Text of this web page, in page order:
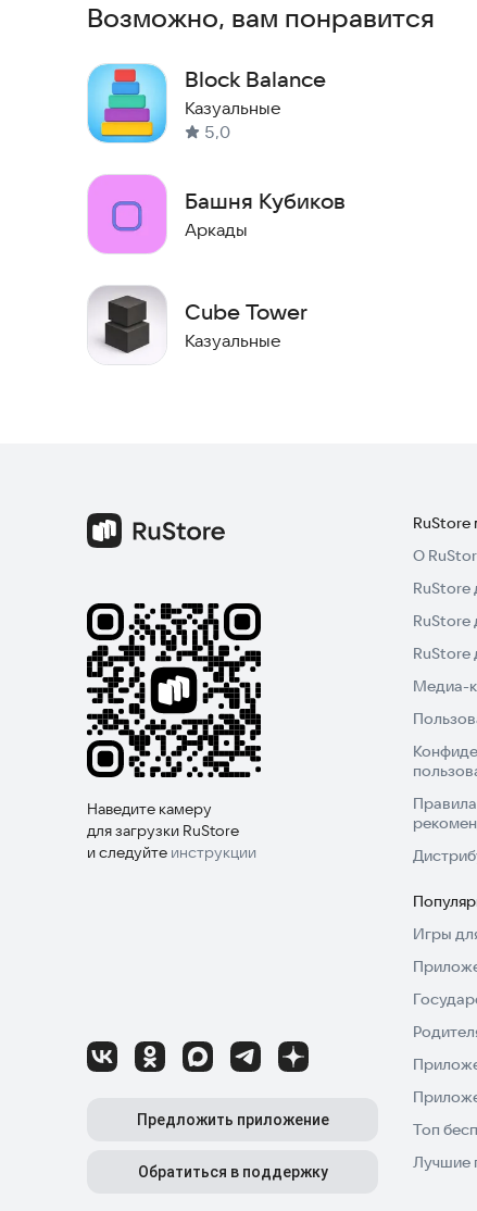
Возможно, вам понравится
Block Balance
Казуальные
5,0
Башня Кубиков
Аркады
Cube Tower
Казуальные
Наведите камеру
для загрузки RuStore
и следуйте инструкции
Предложить приложение
Обратиться в поддержку
RuStore
О
RuStore
RuStore
Медиа-
Игры
Топ
Лучшие